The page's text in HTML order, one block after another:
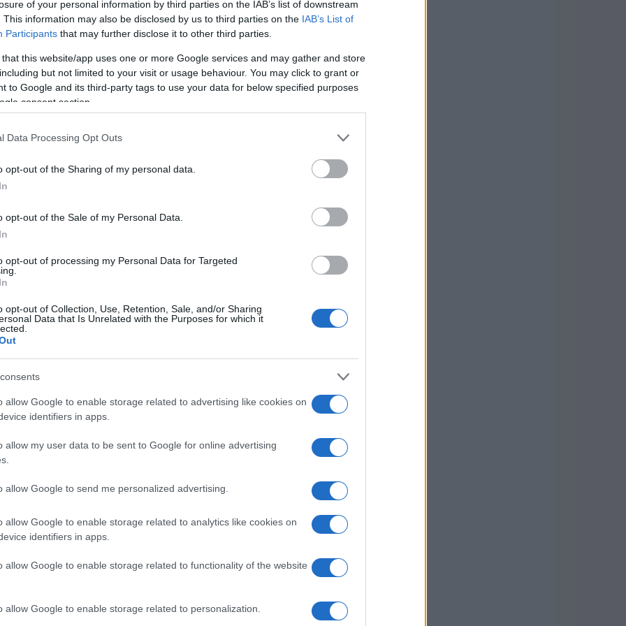
of your personal information by third parties on the IAB’s list of downstream
This information may also be disclosed by us to third parties on the IAB’s List of
Participants that may further disclose it to other third parties.
that this website/app uses one or more Google services and may gather and store
but not limited to your visit or usage behaviour. You may click to grant or
to Google and its third-party tags to use your data for below specified purposes
consent section.
Data Processing Opt Outs
opt-out of the Sharing of my personal data.
opt-out of the Sale of my Personal Data.
opt-out of processing my Personal Data for Targeted
opt-out of Collection, Use, Retention, Sale, and/or Sharing
Data that Is Unrelated with the Purposes for which it
allow Google to enable storage related to advertising like cookies on
identifiers in apps.
allow my user data to be sent to Google for online advertising
allow Google to send me personalized advertising.
allow Google to enable storage related to analytics like cookies on
identifiers in apps.
allow Google to enable storage related to functionality of the website
allow Google to enable storage related to personalization.
avvicinando i cuori di milioni di
del Texas. Ma chi era davvero Flaco
proveniva da una famiglia di musicisti. Suo
e la musica scorreva nelle sue vene
che, semplicemente osservando il padre,
una spugna. “Ero autodidatta,” raccontava
suo spirito intraprendente. A soli sette anni, il
guadagnandosi rapidamente il
in spagnolo, come il padre prima di lui.
essere un legame così profondo tra
di creare melodie coinvolgenti, Jiménez
ballo del Texas negli anni ’60. La sua musica,